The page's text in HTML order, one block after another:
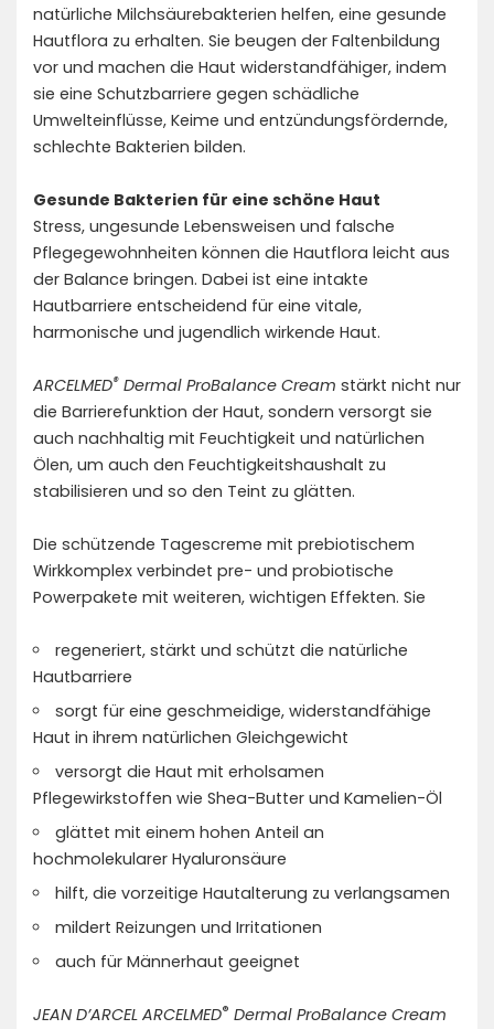
natürliche Milchsäurebakterien helfen, eine gesunde
Hautflora zu erhalten. Sie beugen der Faltenbildung
vor und machen die Haut widerstandfähiger, indem
sie eine Schutzbarriere gegen schädliche
Umwelteinflüsse, Keime und entzündungsfördernde,
schlechte Bakterien bilden.
Gesunde Bakterien für eine schöne Haut
Stress, ungesunde Lebensweisen und falsche
Pflegegewohnheiten können die Hautflora leicht aus
der Balance bringen. Dabei ist eine intakte
Hautbarriere entscheidend für eine vitale,
harmonische und jugendlich wirkende Haut.
ARCELMED® Dermal ProBalance Cream stärkt nicht nur
die Barrierefunktion der Haut, sondern versorgt sie
auch nachhaltig mit Feuchtigkeit und natürlichen
Ölen, um auch den Feuchtigkeitshaushalt zu
stabilisieren und so den Teint zu glätten.
Die schützende Tagescreme mit prebiotischem
Wirkkomplex verbindet pre- und probiotische
Powerpakete mit weiteren, wichtigen Effekten. Sie
regeneriert, stärkt und schützt die natürliche
Hautbarriere
sorgt für eine geschmeidige, widerstandfähige
Haut in ihrem natürlichen Gleichgewicht
versorgt die Haut mit erholsamen
Pflegewirkstoffen wie Shea-Butter und Kamelien-Öl
glättet mit einem hohen Anteil an
hochmolekularer Hyaluronsäure
hilft, die vorzeitige Hautalterung zu verlangsamen
mildert Reizungen und Irritationen
auch für Männerhaut geeignet
JEAN D’ARCEL ARCELMED® Dermal ProBalance Cream